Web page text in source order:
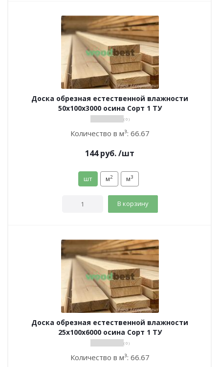
Доска обрезная естественной влажности
50х100х3000 осина Сорт 1 ТУ
( 0 )
Количество в м³: 66.67
144руб./шт
шт м2 м3
В корзину
Доска обрезная естественной влажности
25х100х6000 осина Сорт 1 ТУ
( 0 )
Количество в м³: 66.67